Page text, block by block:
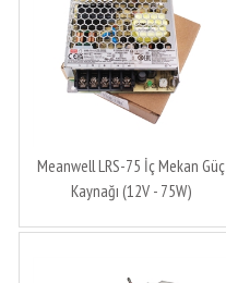
Meanwell LRS-75 İç Mekan Güç
Kaynağı (12V - 75W)